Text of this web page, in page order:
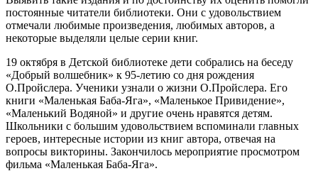
постоянные читатели библиотеки. Они с удовольствием
отмечали любимые произведения, любимых авторов, а
некоторые выделяли целые серии книг.
19 октября в Детской библиотеке дети собрались на беседу
«Добрый волшебник» к 95-летию со дня рождения
О.Пройслера. Ученики узнали о жизни О.Пройслера. Его
книги «Маленькая Баба-Яга», «Маленькое Привидение»,
«Маленький Водяной» и другие очень нравятся детям.
Школьники с большим удовольствием вспоминали главных
героев, интересные истории из книг автора, отвечая на
вопросы викторины. Закончилось мероприятие просмотром
фильма «Маленькая Баба-Яга».